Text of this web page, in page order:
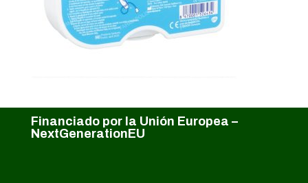
Financiado por la Unión Europea –
NextGenerationEU